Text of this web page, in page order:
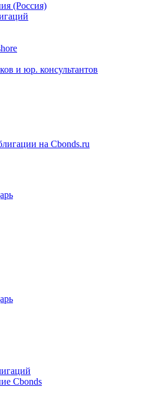
(Россия)
и юр. консультантов
на Cbonds.ru
Cbonds